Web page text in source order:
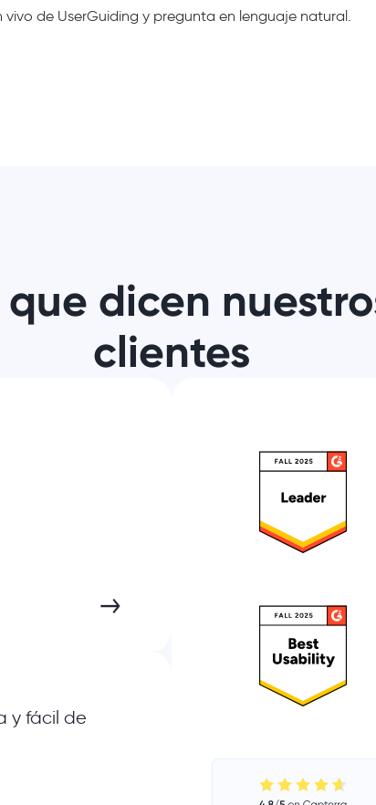
vivo de UserGuiding y pregunta en lenguaje natural.
que dicen
clientes
y fácil de